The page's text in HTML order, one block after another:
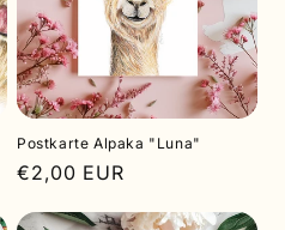
Postkarte Alpaka "Luna"
Normaler
€2,00 EUR